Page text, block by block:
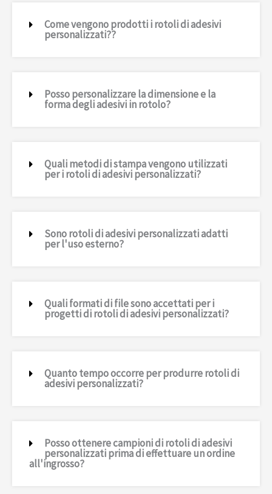
Come vengono prodotti i rotoli di adesivi
personalizzati??
Posso personalizzare la dimensione e la
forma degli adesivi in ​​rotolo?
Quali metodi di stampa vengono utilizzati
per i rotoli di adesivi personalizzati?
Sono rotoli di adesivi personalizzati adatti
per l'uso esterno?
Quali formati di file sono accettati per i
progetti di rotoli di adesivi personalizzati?
Quanto tempo occorre per produrre rotoli di
adesivi personalizzati?
Posso ottenere campioni di rotoli di adesivi
personalizzati prima di effettuare un ordine
all'ingrosso?